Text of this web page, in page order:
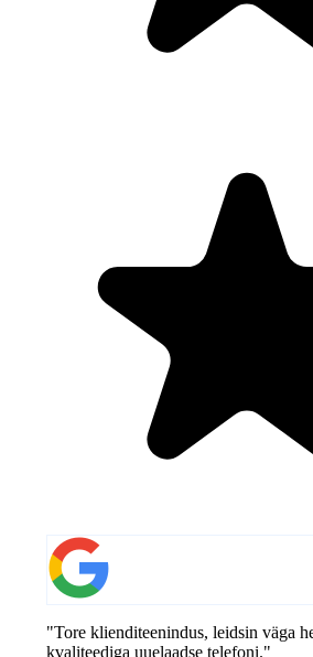
"Tore klienditeenindus, leidsin väga
kvaliteediga uuelaadse telefoni."